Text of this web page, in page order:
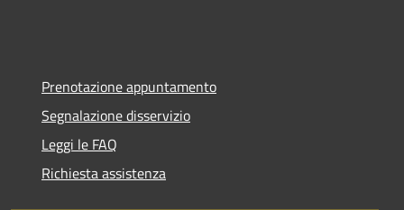
Prenotazione appuntamento
Segnalazione disservizio
Leggi le FAQ
Richiesta assistenza